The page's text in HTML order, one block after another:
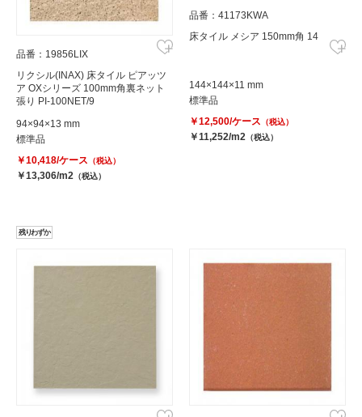
品番：19856LIX
リクシル(INAX) 床タイル ピアッツ
ア OXシリーズ 100mm角裏ネット
張り PI-100NET/9
94×94×13 mm
標準品
￥10,418/ケース （税込）
￥13,306/m2 （税込）
品番：41173KWA
床タイル メシア 150mm角 14
144×144×11 mm
標準品
￥12,500/ケース （税込）
￥11,252/m2 （税込）
残りわずか